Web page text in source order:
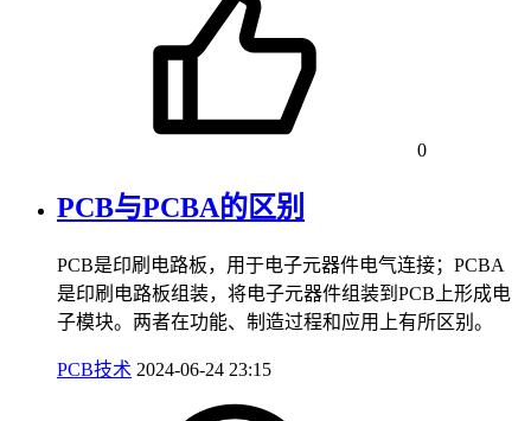
0
PCB与PCBA的区别
PCB是印刷电路板，用于电子元器件电气连接；PCBA
是印刷电路板组装，将电子元器件组装到PCB上形成电
子模块。两者在功能、制造过程和应用上有所区别。
PCB技术 2024-06-24 23:15